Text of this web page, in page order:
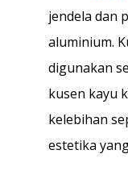
jendela dan
aluminium.
digunakan
kusen kayu
kelebihan
estetika